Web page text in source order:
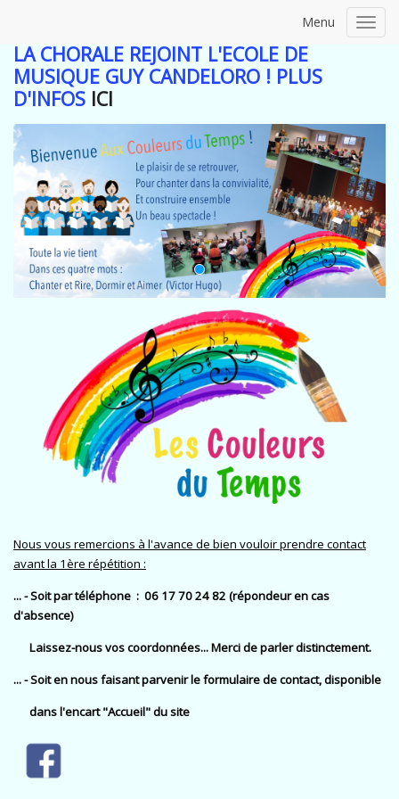
Menu
LA CHORALE REJOINT L'ECOLE DE
MUSIQUE GUY CANDELORO ! PLUS
D'INFOS ICI
Nous vous remercions à l'avance de bien vouloir prendre contact
avant la 1ère répétition :
... - Soit par téléphone : 06 17 70 24 82 (répondeur en cas
d'absence)
Laissez-nous vos coordonnées...Merci deparler distinctement.
... - Soit en nous faisant parvenir le formulaire de contact, disponible
dansl'encart "Accueil" du site